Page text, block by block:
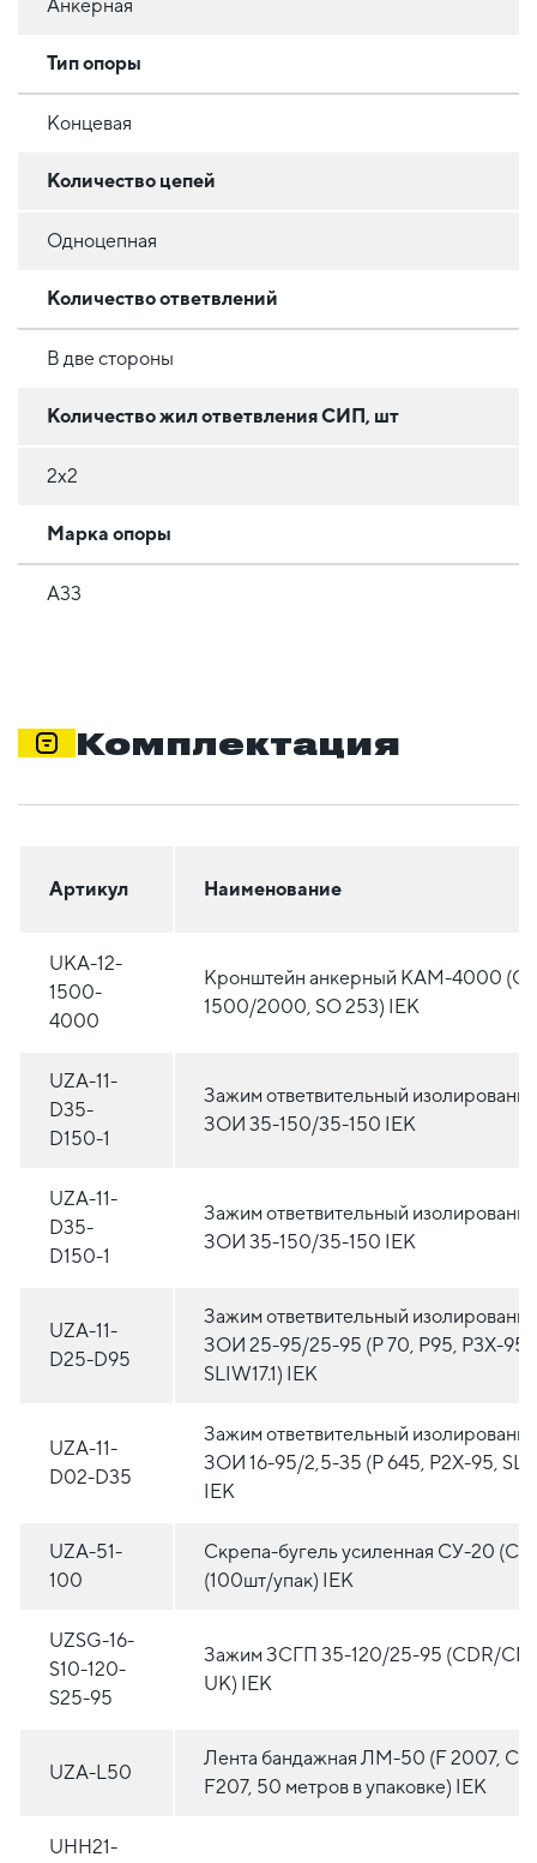
Анкерная
Тип опоры
Концевая
Количество цепей
Одноцепная
Количество ответвлений
В две стороны
Количество жил ответвления СИП, шт
2х2
Марка опоры
А33
Комплектация
Артикул Наименование
UKA-12-
1500-
4000
Кронштейн анкерный КАМ-4000
1500/2000, SO 253) IEK
UZA-11-
D35-
D150-1
Зажим ответвительный
ЗОИ 35-150/35-150 IEK
UZA-11-
D35-
D150-1
Зажим ответвительный
ЗОИ 35-150/35-150 IEK
UZA-11-
D25-D95
Зажим ответвительный
ЗОИ 25-95/25-95 (P 70, P95, P3X-95,
SLIW17.1) IEK
UZA-11-
D02-D35
Зажим ответвительный
ЗОИ 16-95/2,5-35 (P 645, P2X-95,
IEK
UZA-51-
100
Скрепа-бугель усиленная СУ-20
(100шт/упак) IEK
UZSG-16-
S10-120-
S25-95
Зажим ЗСГП 35-120/25-95 (CDR/CN
UK) IEK
UZA-L50
Лента бандажная ЛМ-50 (F 2007,
F207, 50 метров в упаковке) IEK
UHH21-